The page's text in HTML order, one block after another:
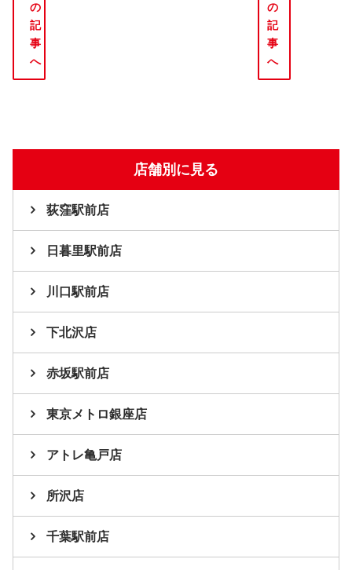
の
記
事
へ
の
記
事
へ
店舗別に見る
荻窪駅前店
日暮里駅前店
川口駅前店
下北沢店
赤坂駅前店
東京メトロ銀座店
アトレ亀戸店
所沢店
千葉駅前店